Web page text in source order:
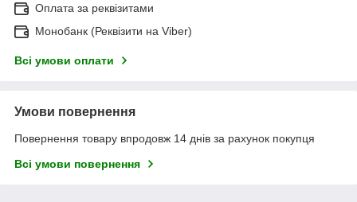
Оплата за реквізитами
Монобанк (Реквізити на Viber)
Всі умови оплати
Умови повернення
Повернення товару впродовж 14 днів за рахунок покупця
Всі умови повернення